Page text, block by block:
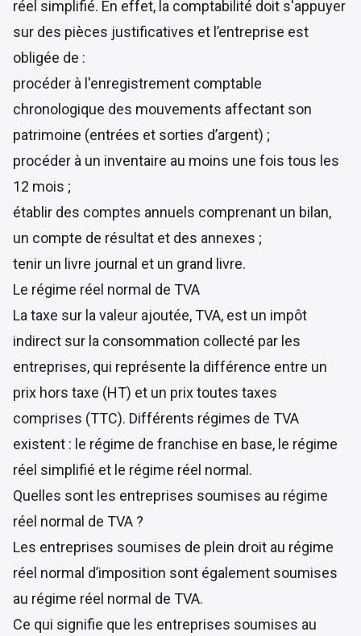
réel simplifié. En effet, la comptabilité doit s'appuyer
sur des pièces justificatives et l’entreprise est
obligée de :
procéder à l'enregistrement comptable
chronologique des mouvements affectant son
patrimoine (entrées et sorties d’argent) ;
procéder à un inventaire au moins une fois tous les
12 mois ;
établir des comptes annuels comprenant un bilan,
un compte de résultat et des annexes ;
tenir un livre journal et un grand livre.
Le régime réel normal de TVA
La taxe sur la valeur ajoutée, TVA, est un impôt
indirect sur la consommation collecté par les
entreprises, qui représente la différence entre un
prix hors taxe (HT) et un prix toutes taxes
comprises (TTC). Différents régimes de TVA
existent : le régime de franchise en base, le régime
réel simplifié et le régime réel normal.
Quelles sont les entreprises soumises au régime
réel normal de TVA ?
Les entreprises soumises de plein droit au régime
réel normal d’imposition sont également soumises
au régime réel normal de TVA.
Ce qui signifie que les entreprises soumises au